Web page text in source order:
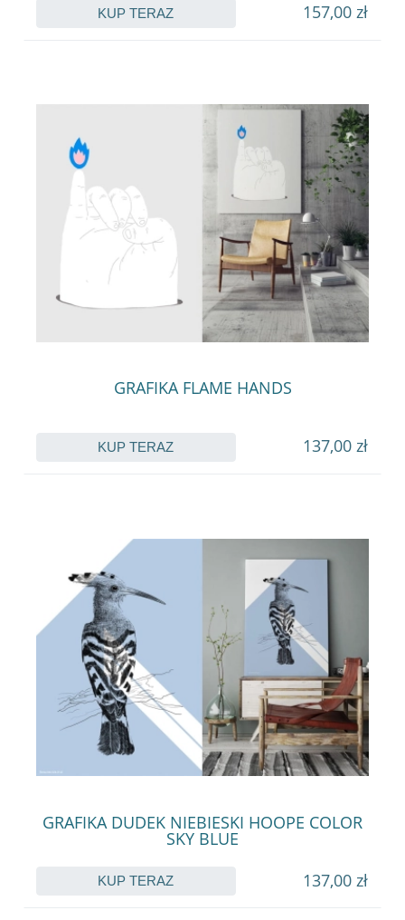
157,00 zł
KUP TERAZ
GRAFIKA FLAME HANDS
137,00 zł
KUP TERAZ
GRAFIKA DUDEK NIEBIESKI HOOPE COLOR
SKY BLUE
137,00 zł
KUP TERAZ